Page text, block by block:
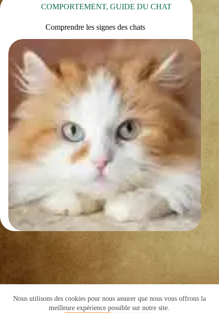
Nous utilisons des cookies pour nous assurer que nous vous offrons la
meilleure expérience possible sur notre site.
COMPORTEMENT, GUIDE DU CHAT
Comprendre les signes des chats
Copyright © 2016 -Cyril de Grivel PLAN DU SITE